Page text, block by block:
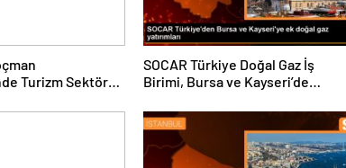
Turizm Sektörü
SOCAR Türkiye Doğal Gaz İş
Birimi, Bursa ve Kayseri’de